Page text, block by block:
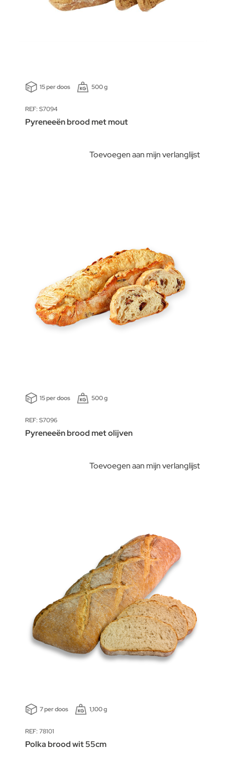
15 per doos 500 g
REF: S7094
Pyreneeën brood met mout
Toevoegen aan mijn verlanglijst
15 per doos 500 g
REF: S7096
Pyreneeën brood met olijven
Toevoegen aan mijn verlanglijst
7 per doos 1,100 g
REF: 78101
Polka brood wit 55cm